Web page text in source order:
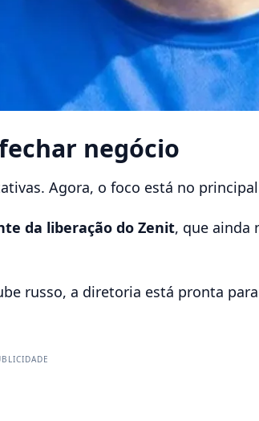
negócio
Agora, o foco está no
da liberação do Zenit, que ainda
russo, a diretoria está pronta